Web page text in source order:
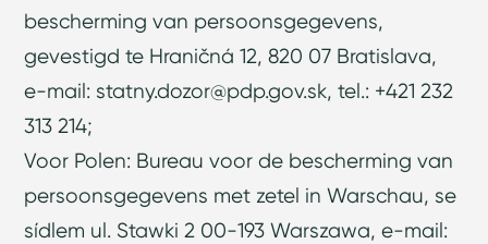
bescherming van persoonsgegevens,
gevestigd te Hraničná 12, 820 07 Bratislava,
e-mail: statny.dozor@pdp.gov.sk, tel.: +421 232
313 214;
Voor Polen: Bureau voor de bescherming van
persoonsgegevens met zetel in Warschau, se
sídlem ul. Stawki 2 00-193 Warszawa, e-mail: